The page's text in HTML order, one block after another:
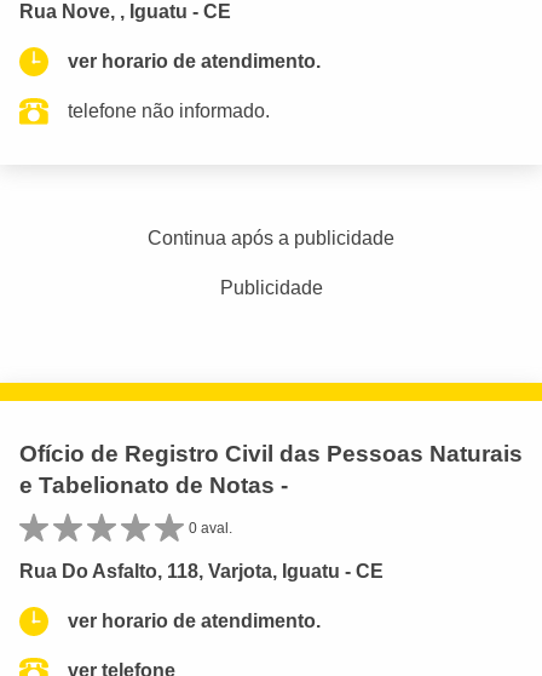
Rua Nove, , Iguatu - CE
ver horario de atendimento.
telefone não informado.
Continua após a publicidade
Publicidade
Ofício de Registro Civil das Pessoas Naturais
e Tabelionato de Notas -
0 aval.
Rua Do Asfalto, 118, Varjota, Iguatu - CE
ver horario de atendimento.
ver telefone